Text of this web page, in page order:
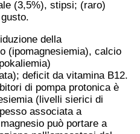
(3,5%), stipsi; (raro)
della
(ipomagnesiemia), calcio
deficit da vitamina B12.
di pompa protonica è
(livelli sierici di
associata a
può portare a